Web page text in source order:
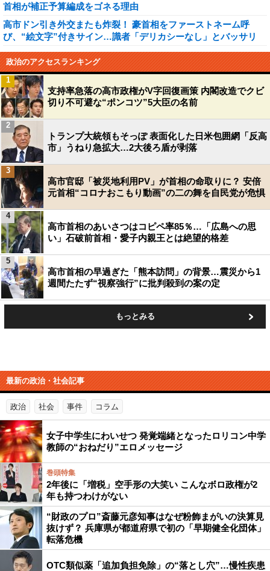
首相が補正予算編成をゴネる理由
高市ドン引き外交またも炸裂！ 豪首相をファーストネーム呼
び、“絵文字”付きサイン…識者「デリカシーなし」とバッサリ
政治のアクセスランキング
支持率急落の高市政権がV字回復画策 内閣改造でクビ
切り不可避な“ポンコツ”5大臣の名前
1
トランプ大統領もそっぽ 表面化した日米包囲網「反高
市」うねり急拡大…2大後ろ盾が剥落
2
高市官邸「被災地利用PV」が首相の命取りに？ 安倍
元首相“コロナおこもり動画”の二の舞を自民党が危惧
3
高市首相のあいさつはコピペ率85％…「広島への思
い」石破前首相・愛子内親王とは絶望的格差
4
高市首相の早過ぎた「熊本訪問」の背景…震災から1
週間たたず“視察強行”に批判殺到の案の定
5
もっとみる
最新の政治・社会記事
政治 社会 事件 コラム
女子中学生にわいせつ 発覚端緒となったロリコン中学
教師の“おねだり”エロメッセージ
巻頭特集
2年後に「増税」空手形の大笑い こんなボロ政権が2
年も持つわけがない
“財政のプロ”斎藤元彦知事はなぜ粉飾まがいの決算見
抜けず？ 兵庫県が都道府県で初の「早期健全化団体」
転落危機
OTC類似薬「追加負担免除」の“落とし穴”…慢性疾患